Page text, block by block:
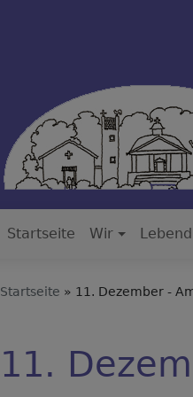
Startseite Wir
Startseite 11. Dezember -
11.